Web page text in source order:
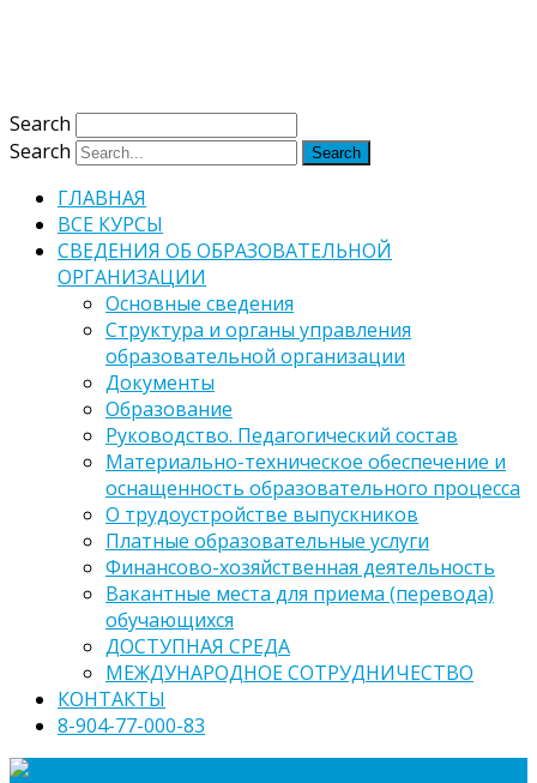
Search
Search
ГЛАВНАЯ
ВСЕ КУРСЫ
СВЕДЕНИЯ ОБ ОБРАЗОВАТЕЛЬНОЙ
ОРГАНИЗАЦИИ
Основные сведения
Структура и органы управления
образовательной организации
Документы
Образование
Руководство. Педагогический состав
Материально-техническое обеспечение и
оснащенность образовательного процесса
О трудоустройстве выпускников
Платные образовательные услуги
Финансово-хозяйственная деятельность
Вакантные места для приема (перевода)
обучающихся
ДОСТУПНАЯ СРЕДА
МЕЖДУНАРОДНОЕ СОТРУДНИЧЕСТВО
КОНТАКТЫ
8-904-77-000-83